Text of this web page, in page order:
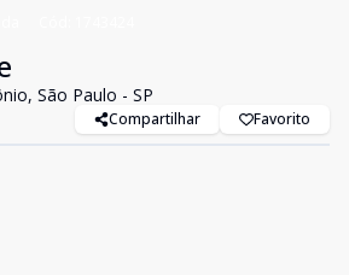
São Paulo - SP
Compartilhar Favorito